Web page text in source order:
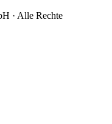
· Alle Rechte